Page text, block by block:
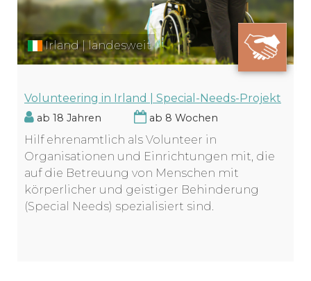
Irland | landesweit
Volunteering in Irland | Special-Needs-Projekt
ab 18 Jahren ab 8 Wochen
Hilf ehrenamtlich als Volunteer in
Organisationen und Einrichtungen mit, die
auf die Betreuung von Menschen mit
körperlicher und geistiger Behinderung
(Special Needs) spezialisiert sind.